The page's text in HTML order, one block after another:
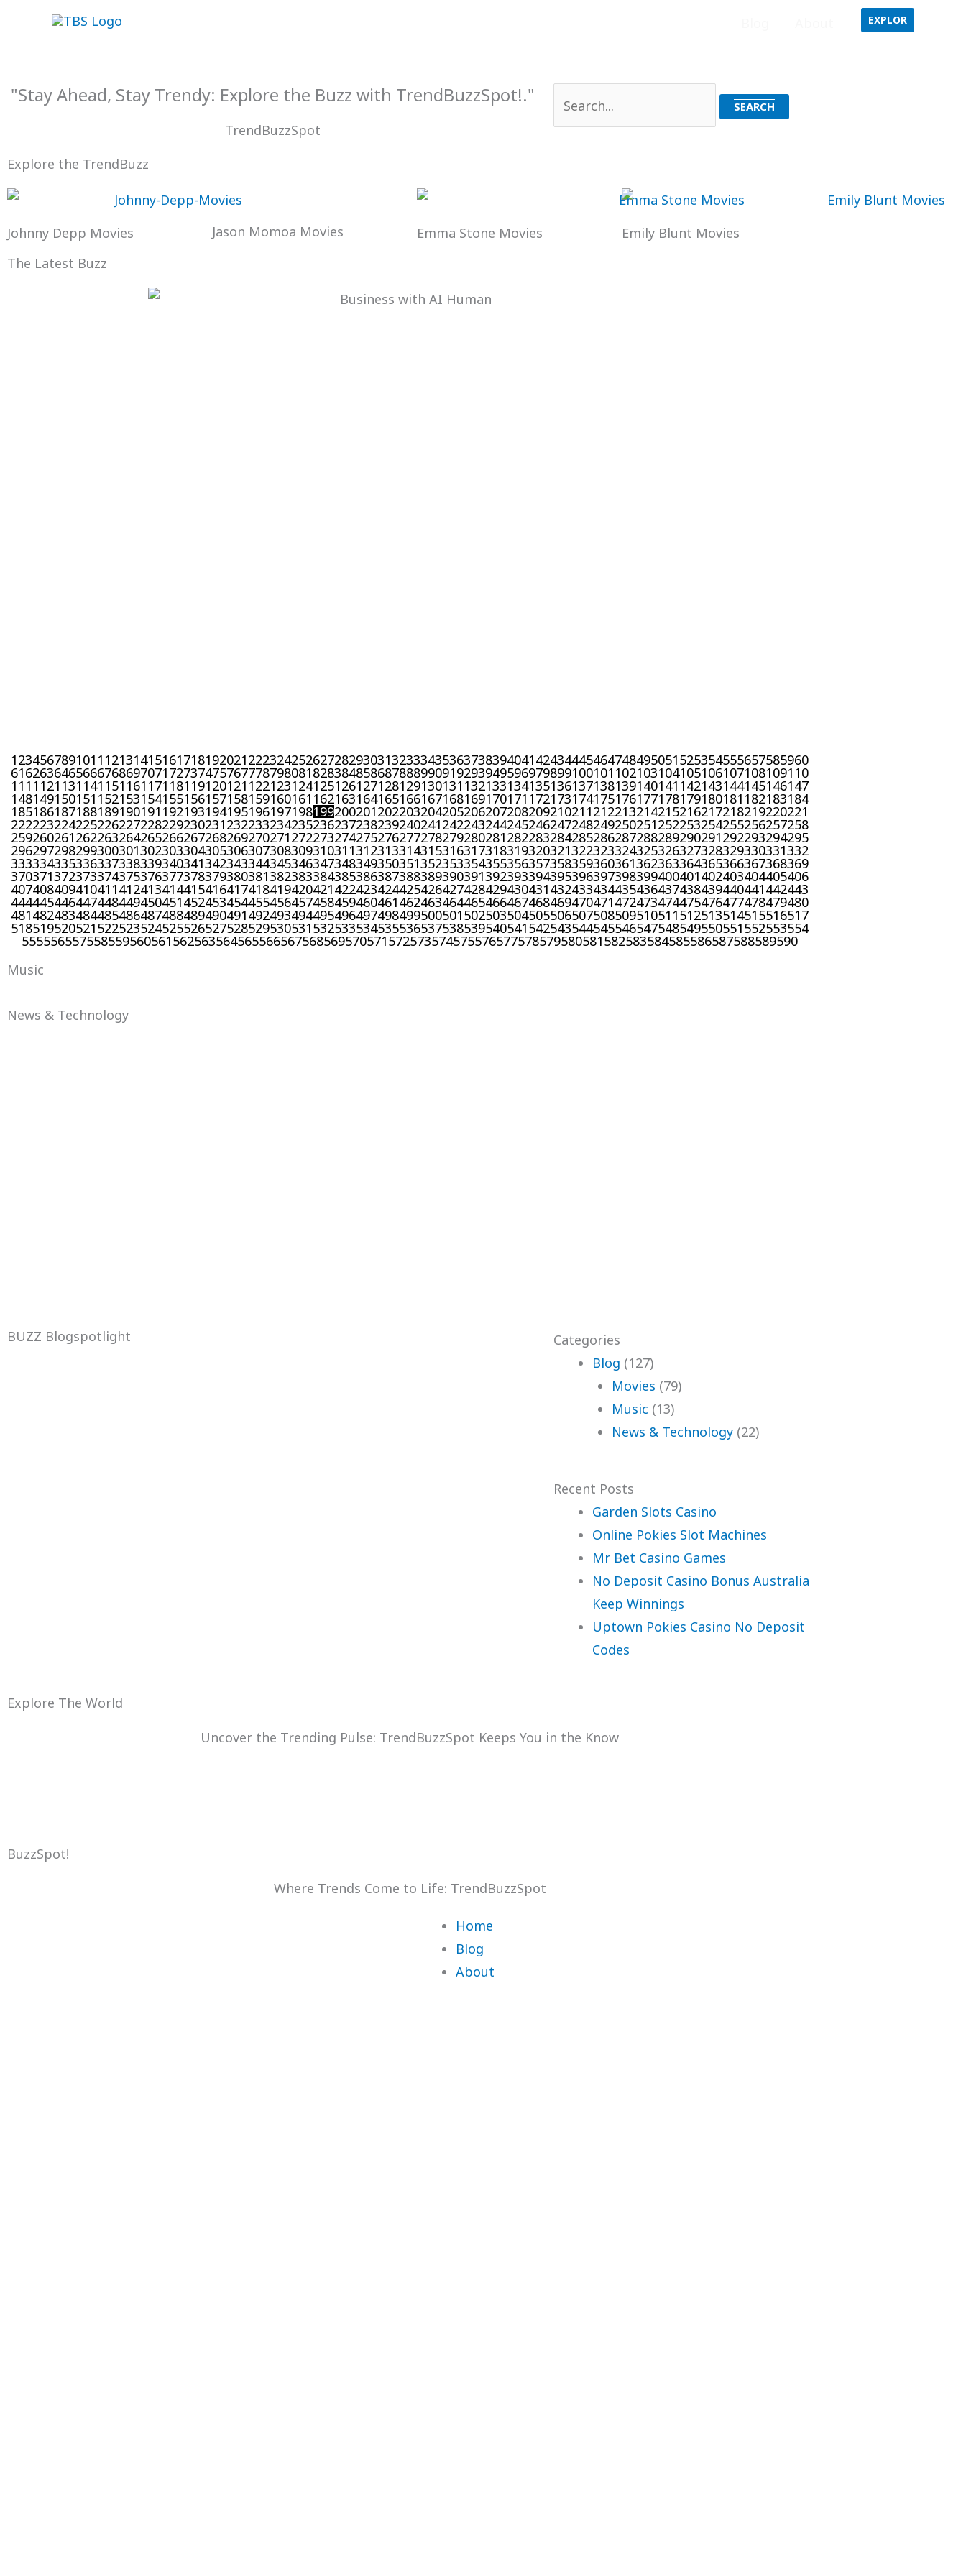
EXPLOR
"Stay Ahead, Stay Trendy: Explore the Buzz with TrendBuzzSpot!."
TrendBuzzSpot
Explore the TrendBuzz
Johnny Depp Movies Jason Momoa Movies Emma Stone Movies
Emily Blunt Movies
The Latest Buzz
1234567891011 12131415161718192021222324252627282930313233343536373839404142434445464748495051525354555657585960
616263646566676869707172737475767778798081828384858687888990919293949596979899100101 102103104105106107108109110
111 112113114115116117118119120121 122123124125126127128129130131 132133134135136137138139140141 142143144145146147
148149150151 152153154155156157158159160161 162163164165166167168169170171 172173174175176177178179180181 182183184
185186187188189190191 192193194195196197198199200201202203204205206207208209210211212213214215216217218219220221
222223224225226227228229230231232233234235236237238239240241242243244245246247248249250251252253254255256257258
259260261262263264265266267268269270271272273274275276277278279280281282283284285286287288289290291292293294295
296297298299300301302303304305306307308309310311312313314315316317318319320321322323324325326327328329330331332
333334335336337338339340341342343344345346347348349350351352353354355356357358359360361362363364365366367368369
370371372373374375376377378379380381382383384385386387388389390391392393394395396397398399400401402403404405406
407408409410411412413414415416417418419420421422423424425426427428429430431432433434435436437438439440441442443
444445446447448449450451452453454455456457458459460461462463464465466467468469470471472473474475476477478479480
481482483484485486487488489490491492493494495496497498499500501502503504505506507508509510511512513514515516517
518519520521522523524525526527528529530531532533534535536537538539540541542543544545546547548549550551552553554
555556557558559560561562563564565566567568569570571572573574575576577578579580581582583584585586587588589590
Music
News & Technology
BUZZ Blogspotlight
Categories
Blog (127)
Movies (79)
Music (13)
News & Technology(22)
Recent Posts
Garden Slots Casino
Online Pokies Slot Machines
Mr Bet Casino Games
No Deposit Casino Bonus Australia
Keep Winnings
Uptown Pokies Casino No Deposit
Codes
Explore The World
Uncover the Trending Pulse: TrendBuzzSpot Keeps You in the Know
BuzzSpot!
Where Trends Come to Life: TrendBuzzSpot
Home
Blog
About